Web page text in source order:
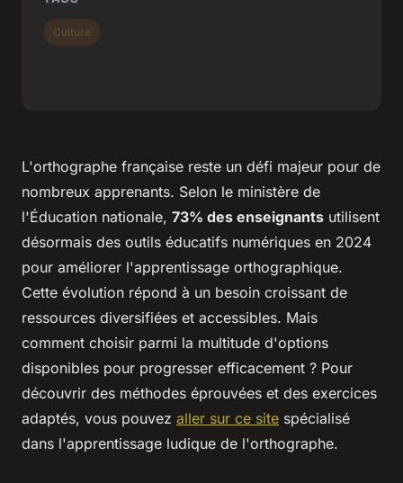
L'orthographe française reste un défi majeur pour de
nombreux apprenants. Selon le ministère de
l'Éducation nationale, 73% des enseignants utilisent
désormais des outils éducatifs numériques en 2024
pour améliorer l'apprentissage orthographique.
Cette évolution répond à un besoin croissant de
ressources diversifiées et accessibles. Mais
comment choisir parmi la multitude d'options
disponibles pour progresser efficacement ? Pour
découvrir des méthodes éprouvées et des exercices
adaptés, vous pouvez aller sur ce site spécialisé
dans l'apprentissage ludique de l'orthographe.
Culture